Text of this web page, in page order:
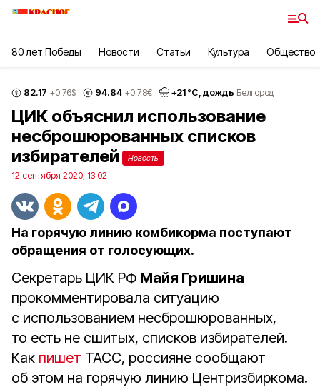
80 лет Победы Новости Статьи Культура Общество
82.17 +0.76$ 94.84 +0.78€ +21°С, дождь Белгород
ЦИК объяснил использование
несброшюрованных списков
избирателей
Новость
12 сентября 2020, 13:02
На горячую линию комбикорма поступают
обращения от голосующих.
Секретарь ЦИК РФ Майя Гришина
прокомментировала ситуацию
с использованием несброшюрованных,
то есть не сшитых, списков избирателей.
Как пишет ТАСС, россияне сообщают
об этом на горячую линию Центризбиркома.